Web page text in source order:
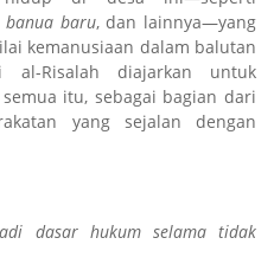
banua baru, dan lainnya—yang
kemanusiaan dalam balutan
al-Risalah diajarkan untuk
itu, sebagai bagian dari
yang sejalan dengan
dasar hukum selama tidak